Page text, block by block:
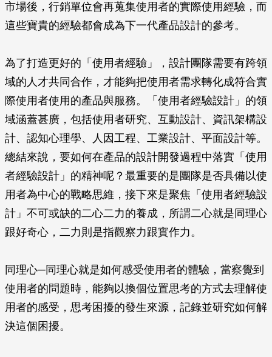
市場後，行銷單位會再蒐集使用者的實際使用經驗，而
這些寶貴的經驗都會成為下一代產品設計的參考。
為了打造更好的「使用者經驗」，設計團隊需要有跨領
域的人才共同合作，才能夠把使用者需求轉化成符合實
際使用者使用的產品與服務。「使用者經驗設計」的領
域涵蓋甚廣，包括使用者研究、互動設計、資訊架構設
計、認知心理學、人因工程、工業設計、平面設計等。
總結來說，要如何在產品的設計開發過程中落實「使用
者經驗設計」的精神呢？最重要的是團隊是否具備以使
用者為中心的戰略思維，接下來是聚焦「使用者經驗設
計」不可或缺的二心二力的養成，所謂二心就是同理心
跟好奇心，二力則是指觀察力跟實作力。
同理心─同理心就是如何感受使用者的體驗，當察覺到
使用者的問題時，能夠以換個位置思考的方式去理解使
用者的感受，思考困擾的發生來源，記錄並研究如何解
決這個困擾。